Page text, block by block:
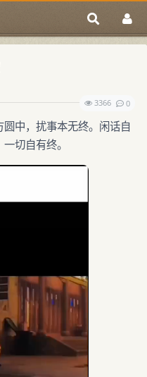
3366
0
中，扰事本无终。闲话自
切自有终。